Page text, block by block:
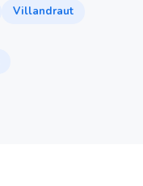
Villandraut